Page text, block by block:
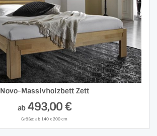
Novo-Massivholzbett Zett
ab493,00 €
Größe: ab 140 x 200 cm